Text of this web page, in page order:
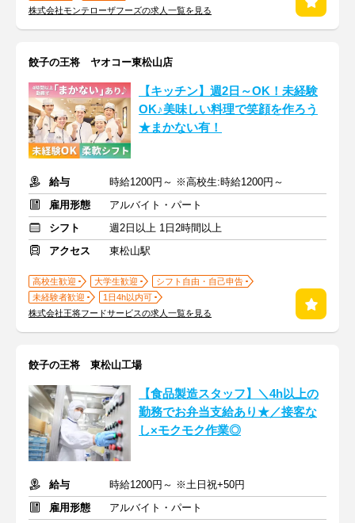
株式会社モンテローザフーズの求人一覧を見る
餃子の王将 ヤオコー東松山店
【キッチン】週2日～OK！未経験
OK♪美味しい料理で笑顔を作ろう
★まかない有！
給与
時給1200円～ ※高校生:時給1200円～
雇用形態
アルバイト・パート
シフト
週2日以上 1日2時間以上
アクセス
東松山駅
高校生歓迎 大学生歓迎
シフト自由・自己申告
未経験者歓迎
1日4h以内可
株式会社王将フードサービスの求人一覧を見る
餃子の王将 東松山工場
【食品製造スタッフ】＼4h以上の
勤務でお弁当支給あり★／接客な
し×モクモク作業◎
給与
時給1200円～ ※土日祝+50円
雇用形態
アルバイト・パート